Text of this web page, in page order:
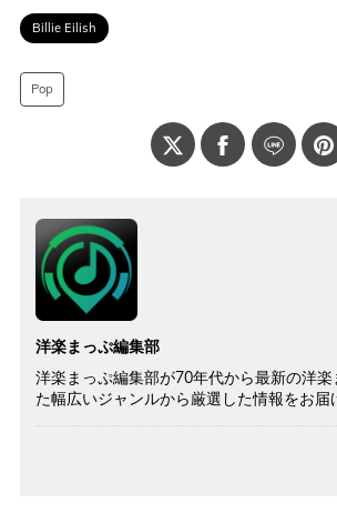
Billie Eilish
Pop
洋楽まっぷ編集部
洋楽まっぷ編集部が70年代から最新の洋楽
た幅広いジャンルから厳選した情報をお届